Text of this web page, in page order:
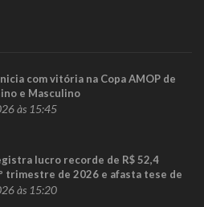
com vitória na Copa AMOP de
e Masculino
às 15:45
lucro recorde de R$ 52,4
trimestre de 2026 e afasta tese de
combustíveis
às 15:20